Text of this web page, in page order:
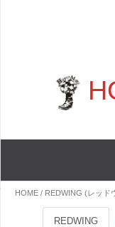
HOME / REDWING (レッド
REDWING